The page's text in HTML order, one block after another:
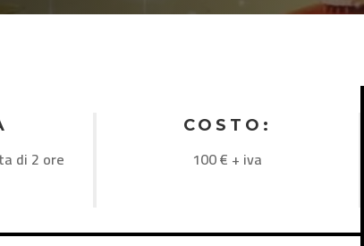
di 2 ore
COSTO:
100 € + iva